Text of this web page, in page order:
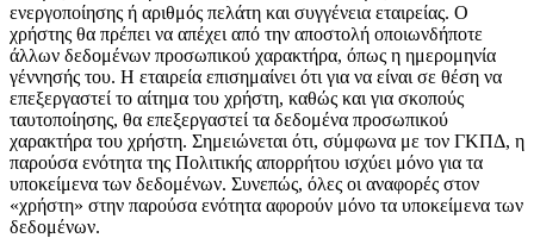
ενεργοποίησης ή αριθμός πελάτη και συγγένεια εταιρείας. Ο
χρήστης θα πρέπει να απέχει από την αποστολή οποιωνδήποτε
άλλων δεδομένων προσωπικού χαρακτήρα, όπως η ημερομηνία
γέννησής του. Η εταιρεία επισημαίνει ότι για να είναι σε θέση να
επεξεργαστεί το αίτημα του χρήστη, καθώς και για σκοπούς
ταυτοποίησης, θα επεξεργαστεί τα δεδομένα προσωπικού
χαρακτήρα του χρήστη. Σημειώνεται ότι, σύμφωνα με τον ΓΚΠΔ, η
παρούσα ενότητα της Πολιτικής απορρήτου ισχύει μόνο για τα
υποκείμενα των δεδομένων. Συνεπώς, όλες οι αναφορές στον
«χρήστη» στην παρούσα ενότητα αφορούν μόνο τα υποκείμενα των
δεδομένων.